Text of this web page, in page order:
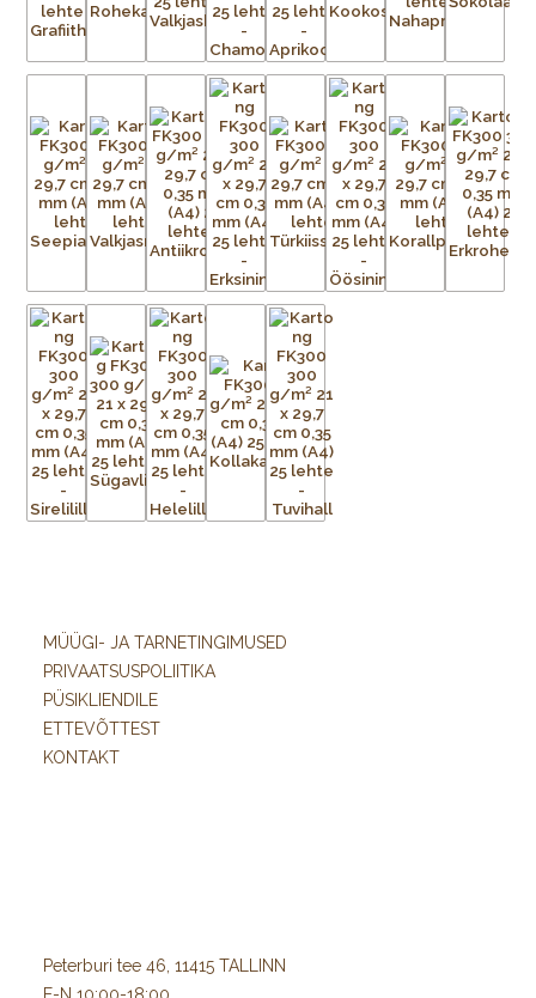
MÜÜGI- JA TARNETINGIMUSED
PRIVAATSUSPOLIITIKA
PÜSIKLIENDILE
ETTEVÕTTEST
KONTAKT
Peterburi tee 46, 11415 TALLINN